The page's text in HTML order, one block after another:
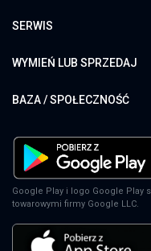
SERWIS
WYMIEŃ LUB SPRZEDAJ
BAZA / SPOŁECZNOŚĆ
Google Play i logo Google Play
towarowymi firmy Google LLC.